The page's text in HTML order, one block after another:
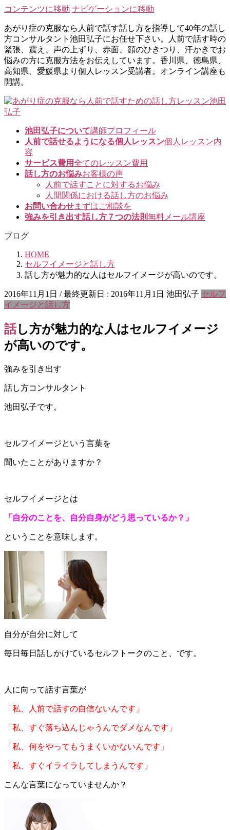
コンテンツに移動 ナビゲーションに移動
あがり症の克服なら人前で話す話し方を指導して40年の話し
方コンサルタント池田弘子にお任せ下さい。人前で話す時の
緊張、震え、声の上ずり、赤面、顔のひきつり、汗かきでお
悩みの方に克服方法をお伝えしています。香川県、徳島県、
高知県、愛媛県より個人レッスン受講者。オンライン講座も
開講。
池田弘子について講師プロフィール
人前で話せるようになる個人レッスン個人レッスン内
容
サービス費用全てのレッスン費用
話し方のお悩みお客様の声
人前で話すことに対するお悩み
人間関係における話し方のお悩み
お問い合わせまずはご相談を
強みを引き出す話し方７つの法則無料メール講座
ブログ
HOME
セルフイメージと話し方
話し方が魅力的な人はセルフイメージが高いのです。
2016年11月1日 / 最終更新日 : 2016年11月1日 池田弘子 セルフ
イメージと話し方
話し方が魅力的な人はセルフイメージ
が高いのです。
強みを引き出す
話し方コンサルタント
池田弘子です。
セルフイメージという言葉を
聞いたことがありますか？
セルフイメージとは
「自分のことを、自分自身がどう思っているか？」
ということを意味します。
自分が自分に対して
毎日毎日話しかけているセルフトークのこと、です。
人に向って話す言葉が
「私、人前で話すの自信ないんです」
「私、すぐ落ち込んじゃうんでダメなんです」
「私、何をやってもうまくいかないんです」
「私、すぐイライラしてしまうんです」
こんな言葉になっていませんか？